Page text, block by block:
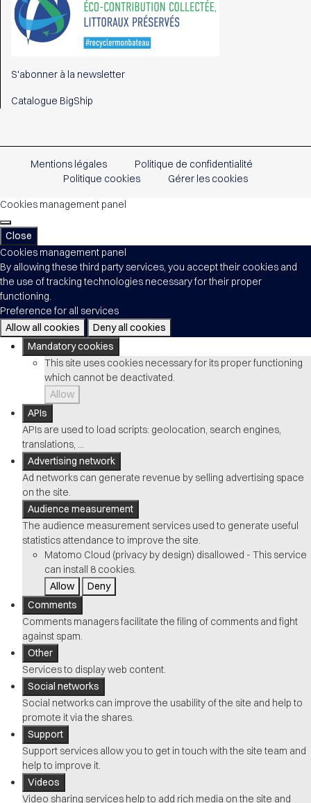
S'abonner à la newsletter
Catalogue BigShip
Mentions légales
Politique de confidentialité
Politique cookies
Gérer les cookies
Cookies management panel
Close
Cookies management panel
By allowing these third party services, you accept their cookies and
the use of tracking technologies necessary for their proper
functioning.
Preference for all services
Allow all cookies
Deny all cookies
Mandatory cookies
This site uses cookies necessary for its proper functioning
which cannot be deactivated.
Allow
APIs
APIs are used to load scripts: geolocation, search engines,
translations, ...
Advertising network
Ad networks can generate revenue by selling advertising space
on the site.
Audience measurement
The audience measurement services used to generate useful
statistics attendance to improve the site.
Matomo Cloud (privacy by design) disallowed - This service
can install 8 cookies.
Allow
Deny
Comments
Comments managers facilitate the filing of comments and fight
against spam.
Other
Services to display web content.
Social networks
Social networks can improve the usability of the site and help to
promote it via the shares.
Support
Support services allow you to get in touch with the site team and
help to improve it.
Videos
Video sharing services help to add rich media on the site and